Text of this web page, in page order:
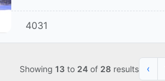
4031
Showing 13 to 24 of 28 results ‹